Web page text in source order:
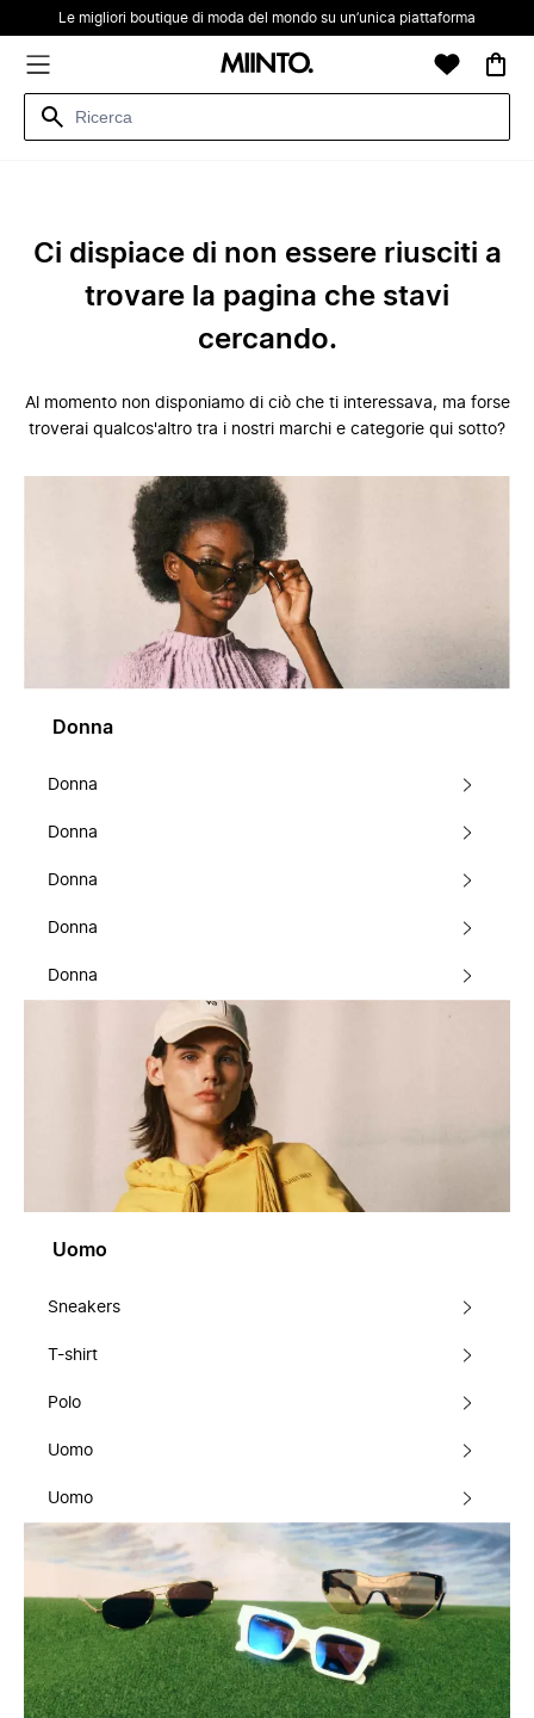
Le migliori boutique di moda del mondo su un’unica piattaforma
Ci dispiace di non essere riusciti a
trovare la pagina che stavi
cercando.
Al momento non disponiamo di ciò che ti interessava, ma forse
troverai qualcos'altro tra i nostri marchi e categorie qui sotto?
Donna
Donna
Donna
Donna
Donna
Donna
Uomo
Sneakers
T-shirt
Polo
Uomo
Uomo